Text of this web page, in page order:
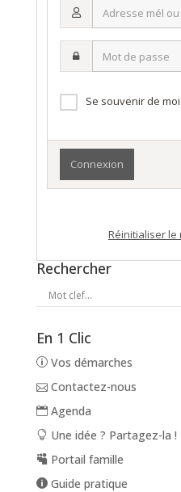
mél
nom
d’utilisateur·ice
Se souvenir de moi
Réinitialiser le
Rechercher
En 1 Clic
Vos démarches
Contactez-nous
Agenda
Une idée ? Partagez-la !
Portail famille
Guide pratique